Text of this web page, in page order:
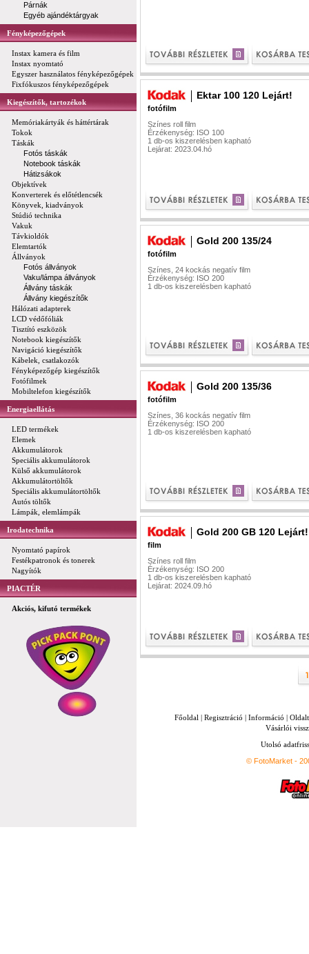
Párnák
Egyéb ajándéktárgyak
Fényképezőgépek
Instax kamera és film
Instax nyomtató
Egyszer használatos fényképezőgépek
Fixfókuszos fényképezőgépek
Kiegészítők, tartozékok
Memóriakártyák és háttértárak
Tokok
Táskák
Fotós táskák
Notebook táskák
Hátizsákok
Objektívek
Konverterek és előtétlencsék
Könyvek, kiadványok
Stúdió technika
Vakuk
Távkioldók
Elemtartók
Állványok
Fotós állványok
Vaku/lámpa állványok
Állvány táskák
Állvány kiegészítők
Hálózati adapterek
LCD védőfóliák
Tisztító eszközök
Notebook kiegészítők
Navigáció kiegészítők
Kábelek, csatlakozók
Fényképezőgép kiegészítők
Fotófilmek
Mobiltelefon kiegészítők
Energiaellátás
LED termékek
Elemek
Akkumulátorok
Speciális akkumulátorok
Külső akkumulátorok
Akkumulátortöltők
Speciális akkumulátortöltők
Autós töltők
Lámpák, elemlámpák
Irodatechnika
Nyomtató papírok
Festékpatronok és tonerek
Nagyítók
PIACTÉR
Akciós, kifutó termékek
Ektar 100 120 Lejárt!
fotófilm
Színes roll film
Érzékenység: ISO 100
1 db-os kiszerelésben kapható
Lejárat: 2023.04.hó
Gold 200 135/24
fotófilm
Színes, 24 kockás negatív film
Érzékenység: ISO 200
1 db-os kiszerelésben kapható
Gold 200 135/36
fotófilm
Színes, 36 kockás negatív film
Érzékenység: ISO 200
1 db-os kiszerelésben kapható
Gold 200 GB 120 Lejárt!
film
Színes roll film
Érzékenység: ISO 200
1 db-os kiszerelésben kapható
Lejárat: 2024.09.hó
Főoldal | Regisztráció | Információ |
Vásárlói
Utolsó
© FotoMarket -